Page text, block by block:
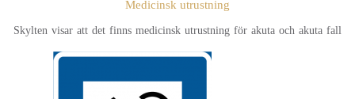
Medicinsk utrustning
Skylten visar att det finns medicinsk utrustning för akuta och akuta fall